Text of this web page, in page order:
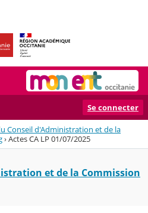
Se connecter
Conseil d'Administration et de la
›Actes CA LP 01/07/2025
et de la Commission